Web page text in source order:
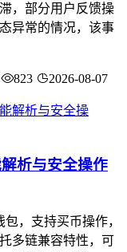
，部分用户反馈操
异常的情况，该事
823 2026-08-07
析与安全操作
，支持买币操作，
多链兼容特性，可